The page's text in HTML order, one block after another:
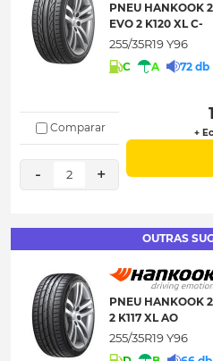
PNEU HANKOOK
EVO 2 K120 XL C-
255/35R19 Y96
C A 72 db
Comparar
- 2 +
+
OUTRAS
PNEU HANKOOK
2 K117 XL AO
255/35R19 Y96